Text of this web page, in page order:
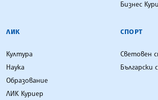
Бизнес
ЛИК
Култура
Наука
Образование
ЛИК Куриер
СПОРТ
Световен
Български